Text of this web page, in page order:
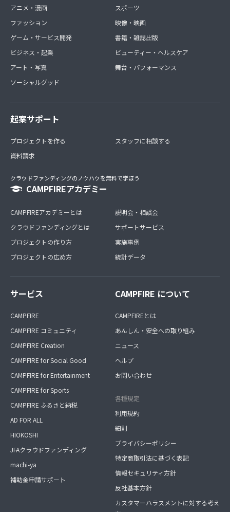
アニメ・漫画
ファッション
ゲーム・サービス開発
ビジネス・起業
アート・写真
ソーシャルグッド
スポーツ
映像・映画
書籍・雑誌出版
ビューティー・ヘルスケア
舞台・パフォーマンス
起案サポート
プロジェクトを作る
資料請求
スタッフに相談する
クラウドファンディングのノウハウを無料で学ぼう
CAMPFIREアカデミー
CAMPFIREアカデミーとは
クラウドファンディングとは
プロジェクトの作り方
プロジェクトの広め方
説明会・相談会
サポートサービス
実施事例
統計データ
サービス
CAMPFIRE
CAMPFIRE コミュニティ
CAMPFIRE Creation
CAMPFIRE for Social Good
CAMPFIRE for Entertainment
CAMPFIRE for Sports
CAMPFIRE ふるさと納税
AD FOR ALL
HIOKOSHI
JFAクラウドファンディング
machi-ya
補助金申請サポート
CAMPFIRE について
CAMPFIREとは
あんしん・安全への取り組み
ニュース
ヘルプ
お問い合わせ
各種規定
利用規約
細則
プライバシーポリシー
特定商取引法に基づく表記
情報セキュリティ方針
反社基本方針
カスタマーハラスメントに対する考え